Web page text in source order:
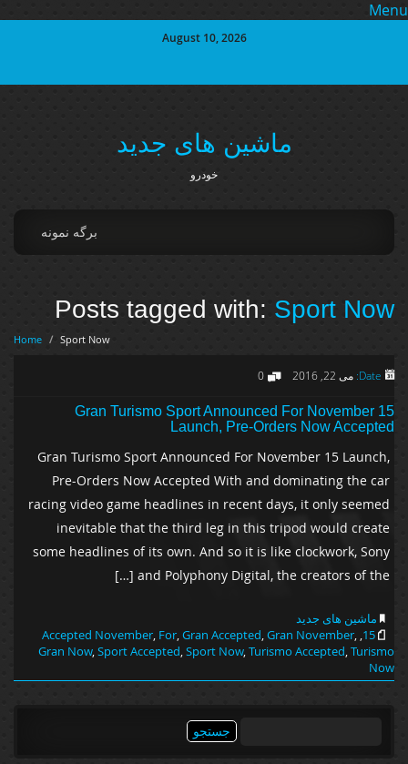
August 10, 2026
ماشین های جدید
خودرو
برگه نمونه
Posts tagged with:Sport Now
Home / Sport Now
Date: می 22, 2016 0
Gran Turismo Sport Announced For November 15
Launch, Pre-Orders Now Accepted
Gran Turismo Sport Announced For November 15 Launch,
Pre-Orders Now Accepted With and dominating the car
racing video game headlines in recent days, it only seemed
inevitable that the third leg in this tripod would create
some headlines of its own. And so it is like clockwork, Sony
and Polyphony Digital, the creators of the […]
ماشین های جدید
15
,
Accepted November,For,Gran Accepted,Gran November,
Gran Now,Sport Accepted,Sport Now,Turismo Accepted,Turismo
Now